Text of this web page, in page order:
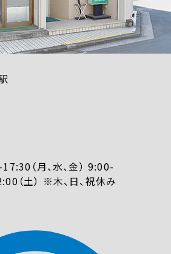
（月、水、金） 9:00-
（土） ※木、日、祝休み